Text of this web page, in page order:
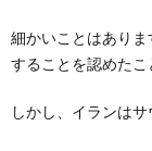
細かいことはあり
することを認めたこ
しかし、イランは